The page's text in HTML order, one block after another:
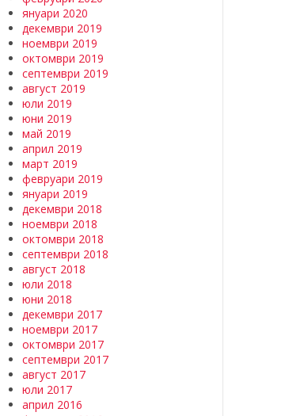
януари 2020
декември 2019
ноември 2019
октомври 2019
септември 2019
август 2019
юли 2019
юни 2019
май 2019
април 2019
март 2019
февруари 2019
януари 2019
декември 2018
ноември 2018
октомври 2018
септември 2018
август 2018
юли 2018
юни 2018
декември 2017
ноември 2017
октомври 2017
септември 2017
август 2017
юли 2017
април 2016